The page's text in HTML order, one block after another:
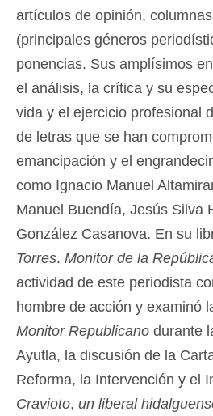
artículos de opinión,
(principales géneros
ponencias. Sus amplísimos
el análisis, la crítica y su
vida y el ejercicio profesional
de letras que se han
emancipación y el
como Ignacio Manuel
Manuel Buendía, Jesús Silva
González Casanova. En su
Torres. Monitor de la
actividad de este periodista
hombre de acción y examinó
Monitor Republicano durante
Ayutla, la discusión de la
Reforma, la Intervención y el
Cravioto, un liberal